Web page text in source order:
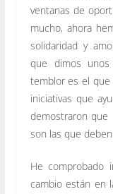
ventanas de
mucho, ahora
solidaridad y
que dimos
temblor es el que
iniciativas que
demostraron que
son las que
He comprobado
cambio están en